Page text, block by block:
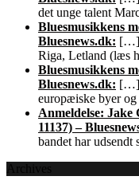
det unge talent
Bluesmusikkens
Bluesnews.dk: […]
Riga, Letland (læs
Bluesmusikkens
Bluesnews.dk: […]
europæiske byer og
Anmeldelse: Jake
11137) –
bandet har
Archives